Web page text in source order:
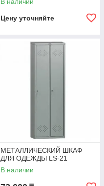
Цену уточняйте
МЕТАЛЛИЧЕСКИЙ ШКАФ
ДЛЯ ОДЕЖДЫ LS-21
В наличии